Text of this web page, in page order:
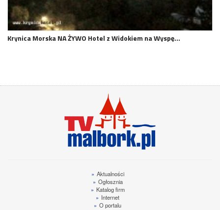
Krynica Morska NA ŻYWO Hotel z Widokiem na Wyspę…
» Aktualności
» Ogłosznia
» Katalog firm
» Internet
» O portalu